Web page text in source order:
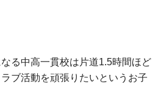
る中高一貫校は片道1.5時間ほど
ブ活動を頑張りたいというお子